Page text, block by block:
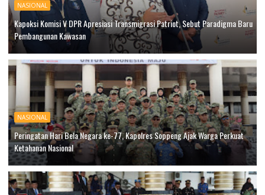
NASIONAL
Kapoksi Komisi V DPR Apresiasi Transmigrasi Patriot, Sebut Paradigma Baru
Pembangunan Kawasan
NASIONAL
Peringatan Hari Bela Negara ke-77, Kapolres Soppeng Ajak Warga Perkuat
Ketahanan Nasional